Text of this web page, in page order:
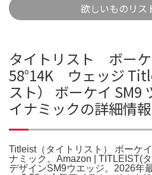
欲しいものリス
タイトリスト ボー
58°14K ウェッジ
スト） ボーケイ SM9
イナミックの詳細情報
Titleist（タイトリスト） ボーケ
ナミック。Amazon | TITLEIST(
デザインSM9ウエッジ。2026年